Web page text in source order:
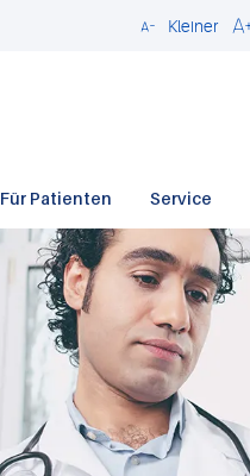
Schließen
Kleiner
Für Patienten Service